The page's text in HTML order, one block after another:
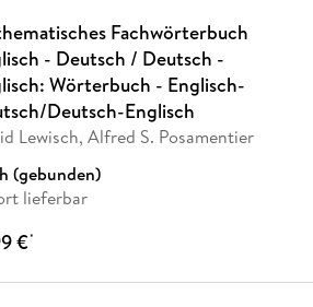
Fachwörterbuch
- Deutsch / Deutsch -
Wörterbuch - Englisch-
Deutsch-Englisch
Lewisch, Alfred S. Posamentier
(gebunden)
lieferbar
€*